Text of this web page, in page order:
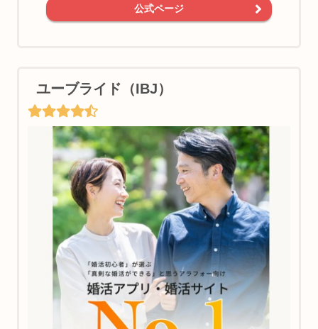
公式ページ
ユーブライド（IBJ）